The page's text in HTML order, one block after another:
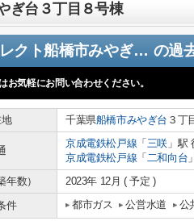
ぎ台３丁目８号棟
アトムセレクト船橋市みやぎ台３丁目８号棟 の過
お気軽にお問い合わせください。
千葉県船橋市みやぎ台 ３丁
京成電鉄松戸線 「 三咲 」駅
京成電鉄松戸線 「 二和向台
年数）
2023年 12月 ( 予定 )
件
都市ガス 公営水道 公